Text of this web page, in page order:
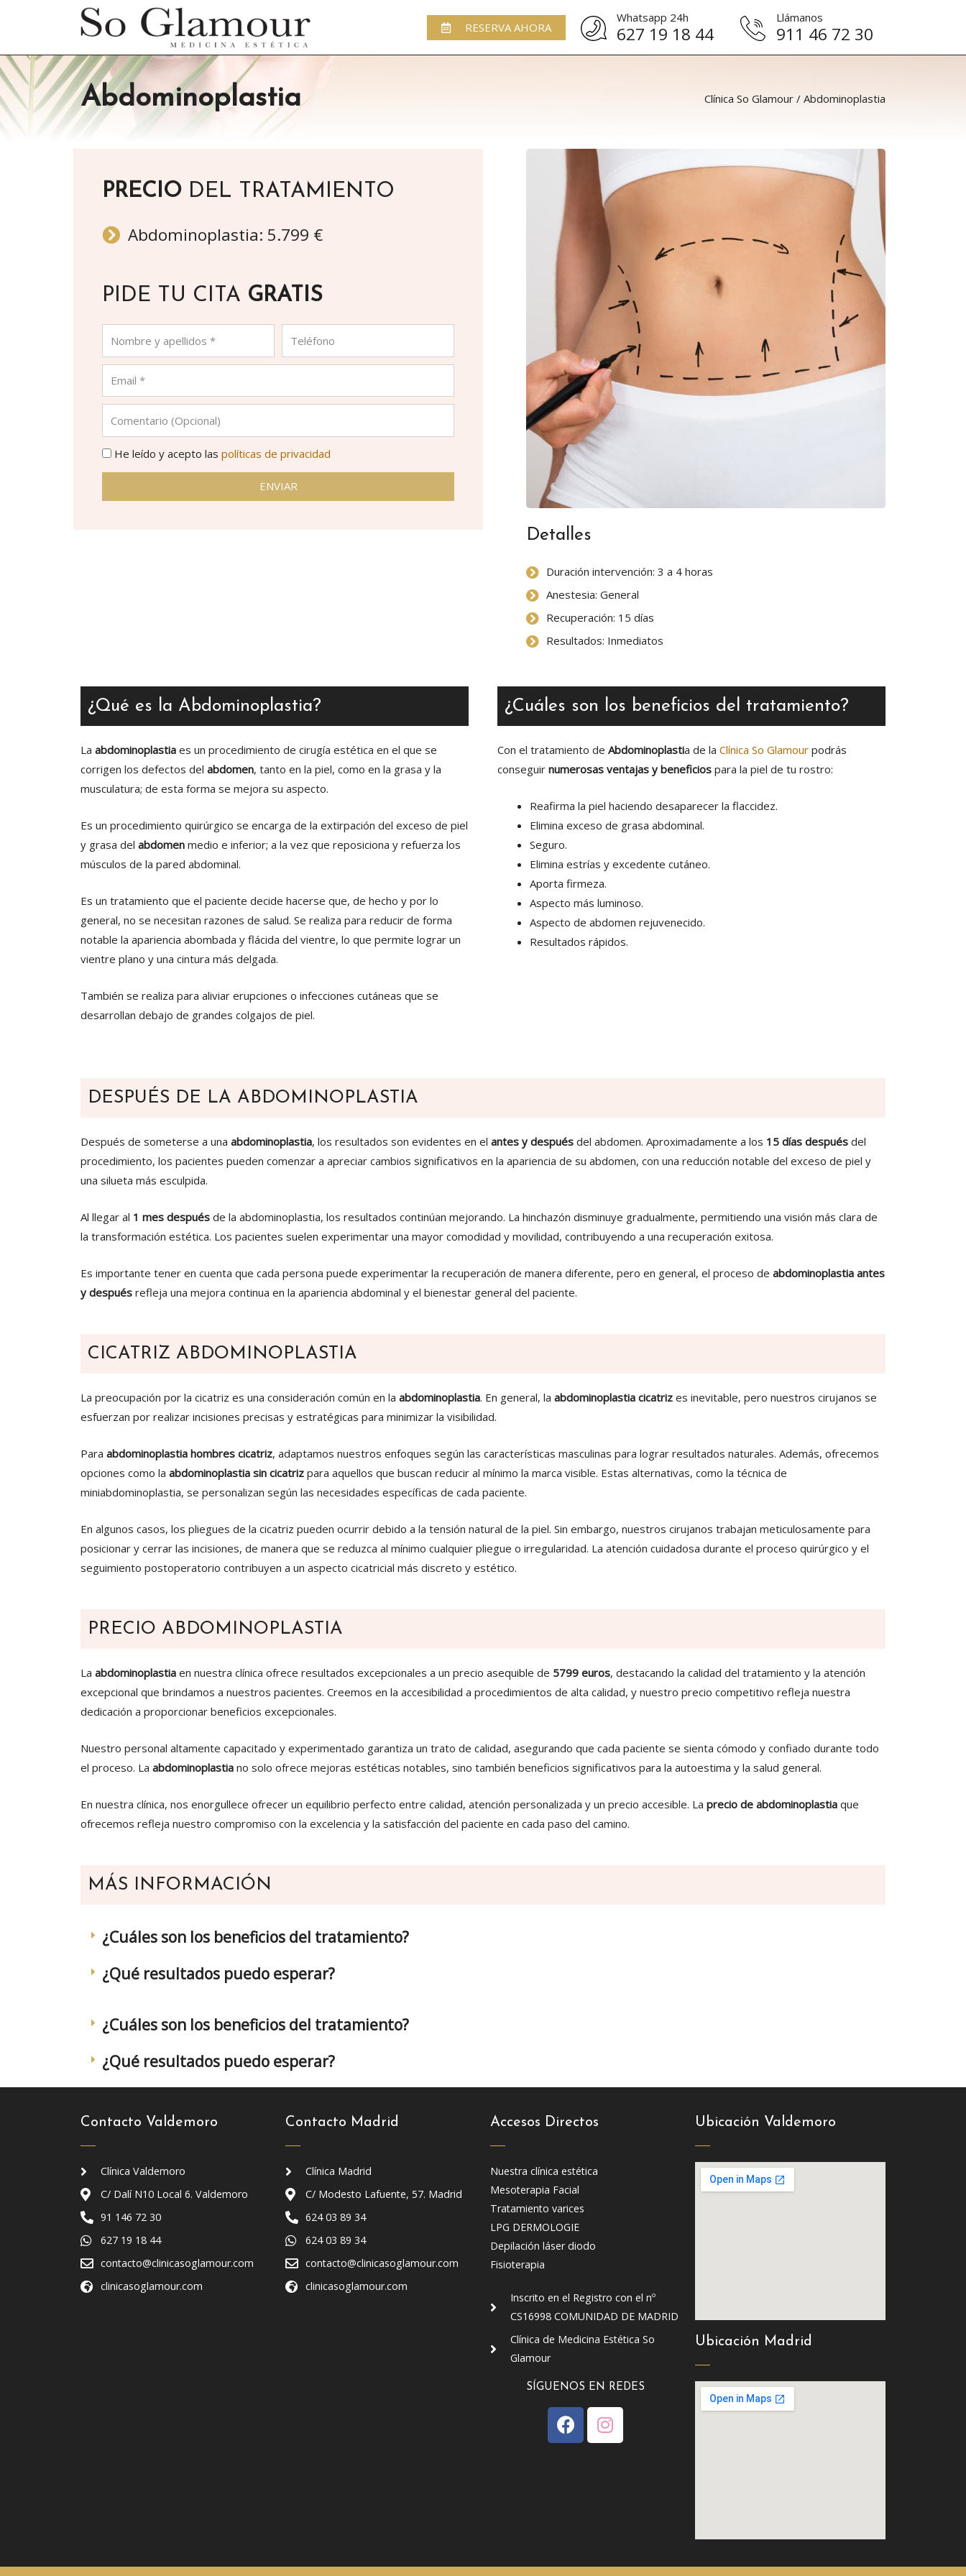
RESERVA AHORA
Whatsapp 24h
627 19 18 44
Llámanos
911 46 72 30
Abdominoplastia Clínica So Glamour / Abdominoplastia
PRECIO DEL TRATAMIENTO
Abdominoplastia: 5.799 €
PIDE TU CITA GRATIS
He leído y acepto las políticas de privacidad
ENVIAR
Detalles
Duración intervención: 3 a 4 horas
Anestesia: General
Recuperación: 15 días
Resultados: Inmediatos
¿Qué es la Abdominoplastia?
La abdominoplastia es un procedimiento de cirugía estética en el que se
corrigen los defectos del abdomen, tanto en la piel, como en la grasa y la
musculatura; de esta forma se mejora su aspecto.
Es un procedimiento quirúrgico se encarga de la extirpación del exceso de piel
y grasa del abdomen medio e inferior; a la vez que reposiciona y refuerza los
músculos de la pared abdominal.
Es un tratamiento que el paciente decide hacerse que, de hecho y por lo
general, no se necesitan razones de salud. Se realiza para reducir de forma
notable la apariencia abombada y flácida del vientre, lo que permite lograr un
vientre plano y una cintura más delgada.
También se realiza para aliviar erupciones o infecciones cutáneas que se
desarrollan debajo de grandes colgajos de piel.
¿Cuáles son los beneficios del tratamiento?
Con el tratamiento de Abdominoplastia de la Clínica So Glamour podrás
conseguir numerosas ventajas y beneficios para la piel de tu rostro:
Reafirma la piel haciendo desaparecer la flaccidez.
Elimina exceso de grasa abdominal.
Seguro.
Elimina estrías y excedente cutáneo.
Aporta firmeza.
Aspecto más luminoso.
Aspecto de abdomen rejuvenecido.
Resultados rápidos.
DESPUÉS DE LA ABDOMINOPLASTIA
Después de someterse a una abdominoplastia, los resultados son evidentes en el antes y después del abdomen. Aproximadamente a los 15 días después del
procedimiento, los pacientes pueden comenzar a apreciar cambios significativos en la apariencia de su abdomen, con una reducción notable del exceso de piel y
una silueta más esculpida.
Al llegar al 1 mes después de la abdominoplastia, los resultados continúan mejorando. La hinchazón disminuye gradualmente, permitiendo una visión más clara de
la transformación estética. Los pacientes suelen experimentar una mayor comodidad y movilidad, contribuyendo a una recuperación exitosa.
Es importante tener en cuenta que cada persona puede experimentar la recuperación de manera diferente, pero en general, el proceso de abdominoplastia antes
y después refleja una mejora continua en la apariencia abdominal y el bienestar general del paciente.
CICATRIZ ABDOMINOPLASTIA
La preocupación por la cicatriz es una consideración común en la abdominoplastia. En general, la abdominoplastia cicatriz es inevitable, pero nuestros cirujanos se
esfuerzan por realizar incisiones precisas y estratégicas para minimizar la visibilidad.
Para abdominoplastia hombres cicatriz, adaptamos nuestros enfoques según las características masculinas para lograr resultados naturales. Además, ofrecemos
opciones como la abdominoplastia sin cicatriz para aquellos que buscan reducir al mínimo la marca visible. Estas alternativas, como la técnica de
miniabdominoplastia, se personalizan según las necesidades específicas de cada paciente.
En algunos casos, los pliegues de la cicatriz pueden ocurrir debido a la tensión natural de la piel. Sin embargo, nuestros cirujanos trabajan meticulosamente para
posicionar y cerrar las incisiones, de manera que se reduzca al mínimo cualquier pliegue o irregularidad. La atención cuidadosa durante el proceso quirúrgico y el
seguimiento postoperatorio contribuyen a un aspecto cicatricial más discreto y estético.
PRECIO ABDOMINOPLASTIA
La abdominoplastia en nuestra clínica ofrece resultados excepcionales a un precio asequible de 5799 euros, destacando la calidad del tratamiento y la atención
excepcional que brindamos a nuestros pacientes. Creemos en la accesibilidad a procedimientos de alta calidad, y nuestro precio competitivo refleja nuestra
dedicación a proporcionar beneficios excepcionales.
Nuestro personal altamente capacitado y experimentado garantiza un trato de calidad, asegurando que cada paciente se sienta cómodo y confiado durante todo
el proceso. La abdominoplastia no solo ofrece mejoras estéticas notables, sino también beneficios significativos para la autoestima y la salud general.
En nuestra clínica, nos enorgullece ofrecer un equilibrio perfecto entre calidad, atención personalizada y un precio accesible. La precio de abdominoplastia que
ofrecemos refleja nuestro compromiso con la excelencia y la satisfacción del paciente en cada paso del camino.
MÁS INFORMACIÓN
¿Cuáles son los beneficios del tratamiento?
¿Qué resultados puedo esperar?
¿Cuáles son los beneficios del tratamiento?
¿Qué resultados puedo esperar?
Contacto Valdemoro
Clínica Valdemoro
C/ Dalí N10 Local 6. Valdemoro
91 146 72 30
627 19 18 44
contacto@clinicasoglamour.com
clinicasoglamour.com
Contacto Madrid
Clínica Madrid
C/ Modesto Lafuente, 57. Madrid
624 03 89 34
624 03 89 34
contacto@clinicasoglamour.com
clinicasoglamour.com
Accesos Directos
Nuestra clínica estética
Mesoterapia Facial
Tratamiento varices
LPG DERMOLOGIE
Depilación láser diodo
Fisioterapia
Inscrito en el Registro con el nº
CS16998 COMUNIDAD DE MADRID
Clínica de Medicina Estética So
Glamour
SÍGUENOS EN REDES
Ubicación Valdemoro
Ubicación Madrid